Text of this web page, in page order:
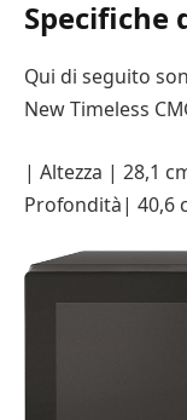
Specifiche
Qui di seguito
New Timeless
| Altezza | 28,1
Profondità| 40,6